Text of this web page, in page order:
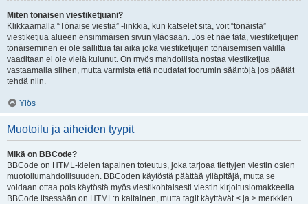
Miten tönäisen viestiketjuani?
Klikkaamalla “Tönaise viestiä” -linkkiä, kun katselet sitä, voit “tönäistä”
viestiketjua alueen ensimmäisen sivun yläosaan. Jos et näe tätä, viestiketjujen
tönäiseminen ei ole sallittua tai aika joka viestiketjujen tönäisemisen välillä
vaaditaan ei ole vielä kulunut. On myös mahdollista nostaa viestiketjua
vastaamalla siihen, mutta varmista että noudatat foorumin sääntöjä jos päätät
tehdä niin.
Ylös
Muotoilu ja aiheiden tyypit
Mikä on BBCode?
BBCode on HTML-kielen tapainen toteutus, joka tarjoaa tiettyjen viestin osien
muotoilumahdollisuuden. BBCoden käytöstä päättää ylläpitäjä, mutta se
voidaan ottaa pois käytöstä myös viestikohtaisesti viestin kirjoituslomakkeella.
BBCode itsessään on HTML:n kaltainen, mutta tagit käyttävät < ja > merkkien